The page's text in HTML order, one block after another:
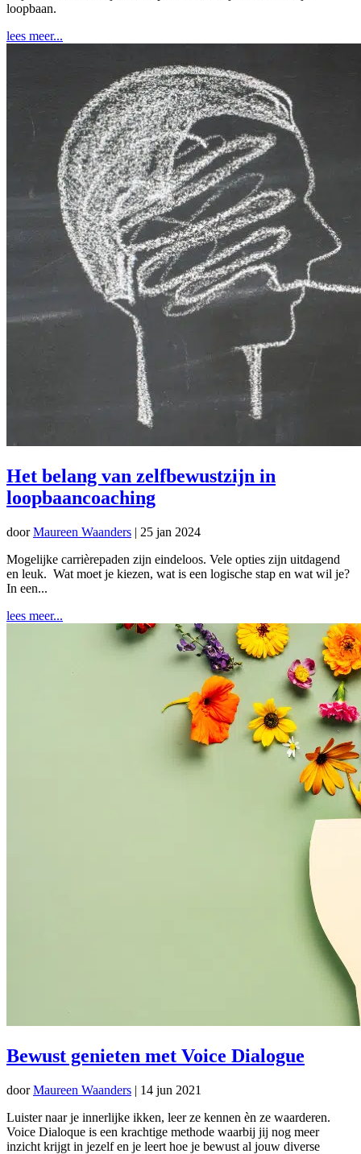
loopbaan.
lees meer...
Het belang van zelfbewustzijn in
loopbaancoaching
doorMaureen Waanders | 25 jan 2024
Mogelijke carrièrepaden zijn eindeloos. Vele opties zijn uitdagend
en leuk. Wat moet je kiezen, wat is een logische stap en wat wil je?
In een...
lees meer...
Bewust genieten met Voice Dialogue
doorMaureen Waanders | 14 jun 2021
Luister naar je innerlijke ikken, leer ze kennen èn ze waarderen.
Voice Dialoque is een krachtige methode waarbij jij nog meer
inzicht krijgt in jezelf en je leert hoe je bewust al jouw diverse